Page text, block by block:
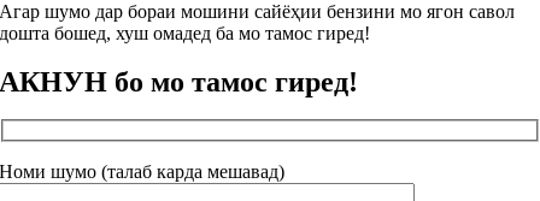
Агар шумо дар бораи мошини сайёҳии бензини мо ягон савол
дошта бошед, хуш омадед ба мо тамос гиред!
АКНУН бо мо тамос гиред!
Номи шумо (талаб карда мешавад)